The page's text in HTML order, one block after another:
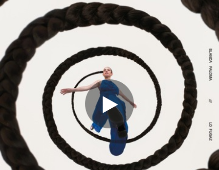
You're all set!
Lo fugaz
Lo fugaz
03:24
.